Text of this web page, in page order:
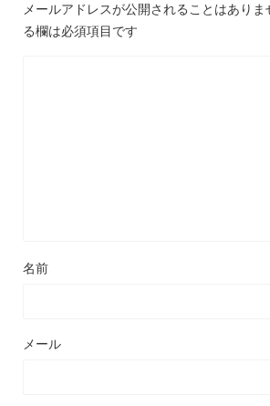
メールアドレスが公開されることはありま
る欄は必須項目です
名前
メール